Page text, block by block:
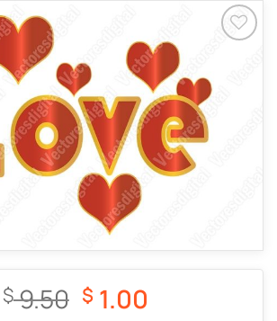
$9.50 El
$ 1.00